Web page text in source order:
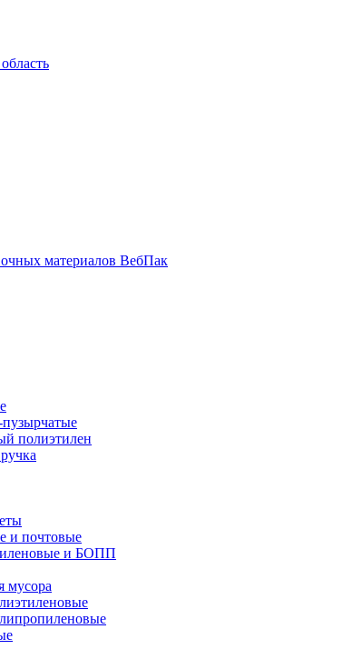
полиэтилен
и почтовые
и БОПП
мусора